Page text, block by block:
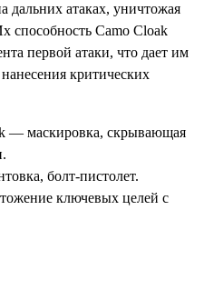
дальних атаках, уничтожая
способность Camo Cloak
первой атаки, что дает им
критических
— маскировка, скрывающая
болт-пистолет.
ключевых целей с